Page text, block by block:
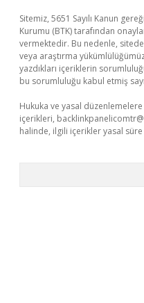
Sitemiz, 5651 Sayılı Kanun
Kurumu (BTK) tarafından
vermektedir. Bu nedenle,
veya araştırma
yazdıkları içeriklerin
bu sorumluluğu kabul etmiş
Hukuka ve yasal
içerikleri,
halinde, ilgili içerikler yasal